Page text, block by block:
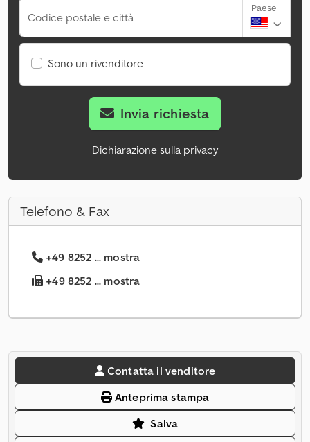
Codice postale e città
Paese
Sono un rivenditore
Invia richiesta
Dichiarazione sulla privacy
Telefono & Fax
+49 8252 ... mostra
+49 8252 ... mostra
Contatta il venditore
Anteprima stampa
Salva